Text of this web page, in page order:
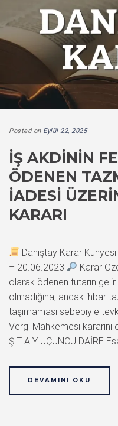
Posted on Eylül 22, 2025
İŞ AKDININ
ÖDENEN
İADESI
KARARI
Danıştay Karar
– 20.06.2023
Karar
olarak ödenen tutarın
olmadığına, ancak ihbar
taşımaması sebebiyle
Vergi Mahkemesi kararını
Ş T A Y ÜÇÜNCÜ DAİRE
DEVAMINI OKU